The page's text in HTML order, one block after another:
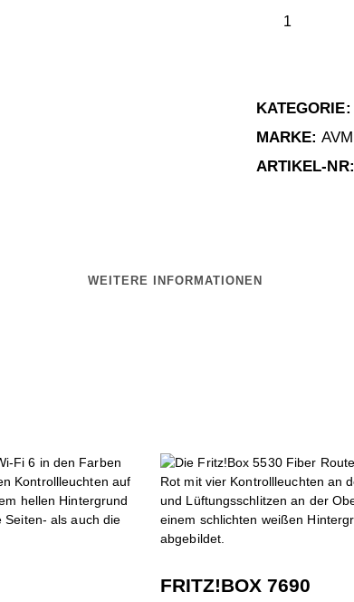
KATEGORIE:
MARKE:AVM
ARTIKEL-NR:
WEITERE INFORMATIONEN
FRITZ!BOX 7690